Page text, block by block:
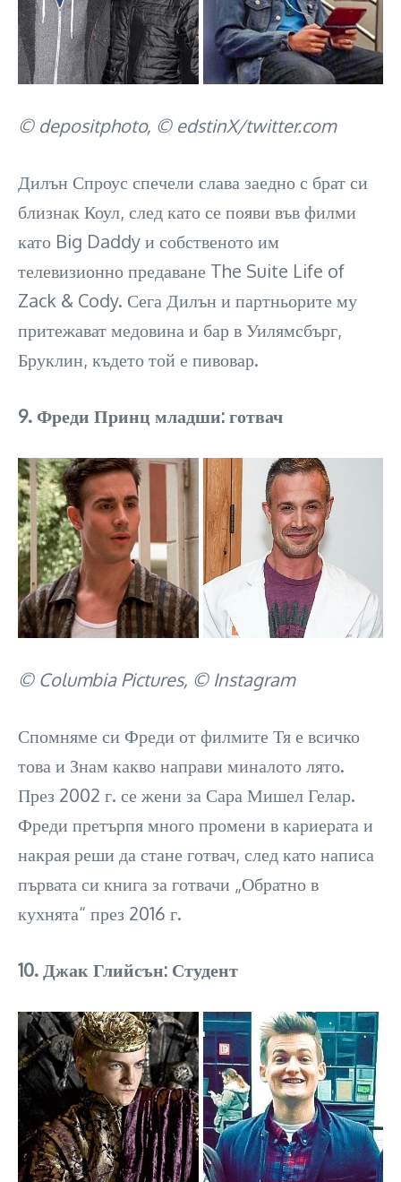
© depositphoto, © edstinX/twitter.com
Дилън Спроус спечели слава заедно с брат си
близнак Коул, след като се появи във филми
като Big Daddy и собственото им
телевизионно предаване The Suite Life of
Zack & Cody. Сега Дилън и партньорите му
притежават медовина и бар в Уилямсбърг,
Бруклин, където той е пивовар.
9. Фреди Принц младши: готвач
© Columbia Pictures, © Instagram
Спомняме си Фреди от филмите Тя е всичко
това и Знам какво направи миналото лято.
През 2002 г. се жени за Сара Мишел Гелар.
Фреди претърпя много промени в кариерата и
накрая реши да стане готвач, след като написа
първата си книга за готвачи „Обратно в
кухнята“ през 2016 г.
10. Джак Глийсън: Студент